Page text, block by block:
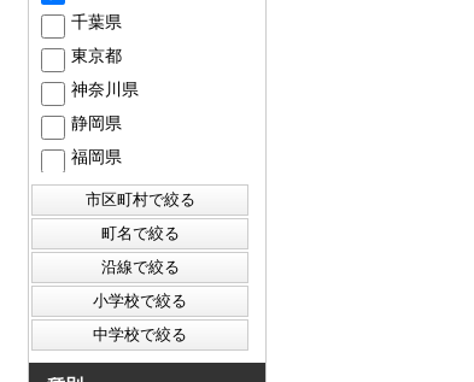
東村山市
練馬区
千葉県
東京都
神奈川県
静岡県
福岡県